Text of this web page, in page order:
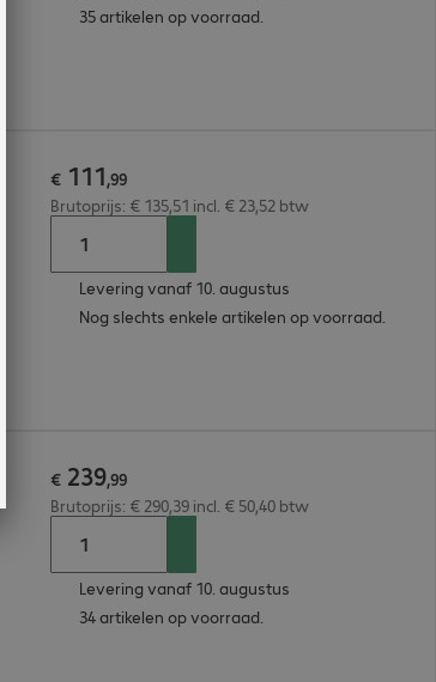
35 artikelen op voorraad.
€ 111,99
Brutoprijs: € 135,51 incl. € 23,52 btw
Levering vanaf 10. augustus
Nog slechts enkele artikelen op voorraad.
€ 239,99
Brutoprijs: € 290,39 incl. € 50,40 btw
Levering vanaf 10. augustus
34 artikelen op voorraad.